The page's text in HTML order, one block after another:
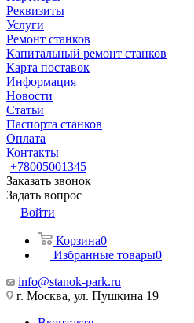
Реквизиты
Услуги
Ремонт станков
Капитальный ремонт станков
Карта поставок
Информация
Новости
Статьи
Паспорта станков
Оплата
Контакты
+78005001345
Заказать звонок
Задать вопрос
Войти
Корзина0
Избранные товары0
info@stanok-park.ru
г. Москва, ул. Пушкина 19